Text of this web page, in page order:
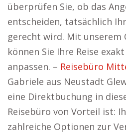
überprüfen Sie, ob das
entscheiden, tatsächlich
gerecht wird. Mit unserem
können Sie Ihre Reise
anpassen. – Reisebüro
Gabriele aus Neustadt
eine Direktbuchung in
Reisebüro von Vorteil ist:
zahlreiche Optionen zur